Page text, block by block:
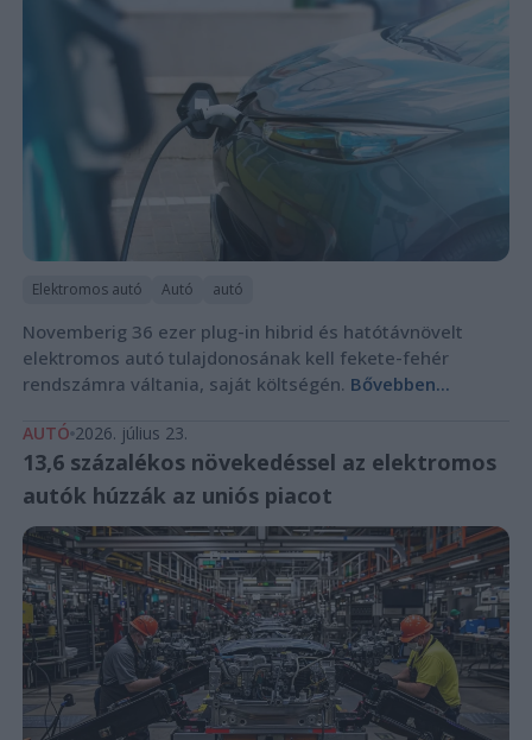
Elektromos autó Autó autó
Novemberig 36 ezer plug-in hibrid és hatótávnövelt
elektromos autó tulajdonosának kell fekete-fehér
rendszámra váltania, saját költségén. Bővebben...
AUTÓ 2026. július 23.
13,6 százalékos növekedéssel az elektromos
autók húzzák az uniós piacot